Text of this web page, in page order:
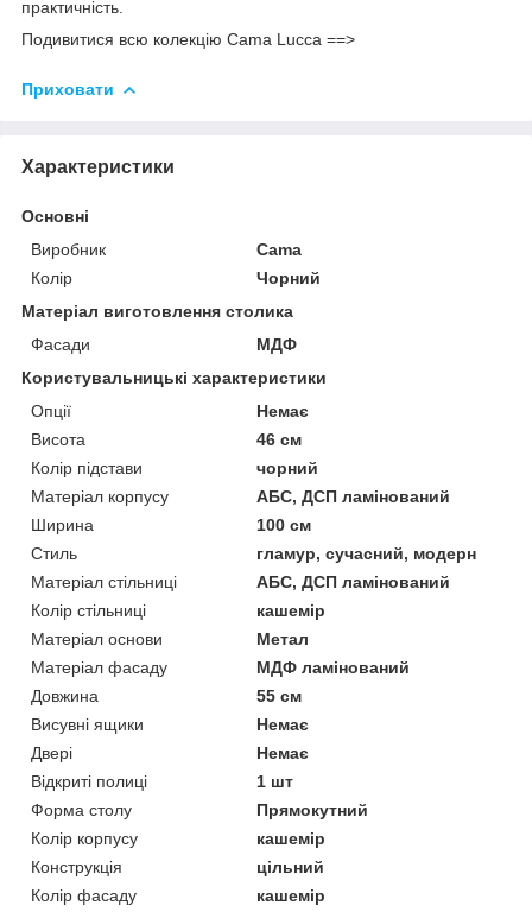
практичність.
Подивитися всю колекцію Cama Lucca ==>
Приховати
Характеристики
Основні
Виробник
Cama
Колір
Чорний
Матеріал виготовлення столика
Фасади
МДФ
Користувальницькі характеристики
Опції
Немає
Висота
46 см
Колір підстави
чорний
Матеріал корпусу
АБС, ДСП ламінований
Ширина
100 см
Стиль
гламур, сучасний, модерн
Матеріал стільниці
АБС, ДСП ламінований
Колір стільниці
кашемір
Матеріал основи
Метал
Матеріал фасаду
МДФ ламінований
Довжина
55 см
Висувні ящики
Немає
Двері
Немає
Відкриті полиці
1 шт
Форма столу
Прямокутний
Колір корпусу
кашемір
Конструкція
цільний
Колір фасаду
кашемір